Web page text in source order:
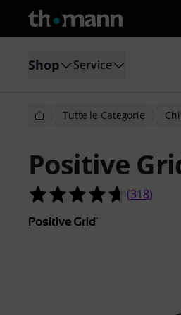
Shop Service
Tutte le Categorie
Positive
4.6 su 5
(318)